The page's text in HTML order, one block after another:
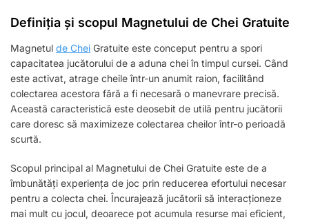
Definiția și scopul Magnetului de Chei Gratuite
Magnetul de Chei Gratuite este conceput pentru a spori
capacitatea jucătorului de a aduna chei în timpul cursei. Când
este activat, atrage cheile într-un anumit raion, facilitând
colectarea acestora fără a fi necesară o manevrare precisă.
Această caracteristică este deosebit de utilă pentru jucătorii
care doresc să maximizeze colectarea cheilor într-o perioadă
scurtă.
Scopul principal al Magnetului de Chei Gratuite este de a
îmbunătăți experiența de joc prin reducerea efortului necesar
pentru a colecta chei. Încurajează jucătorii să interacționeze
mai mult cu jocul, deoarece pot acumula resurse mai eficient,